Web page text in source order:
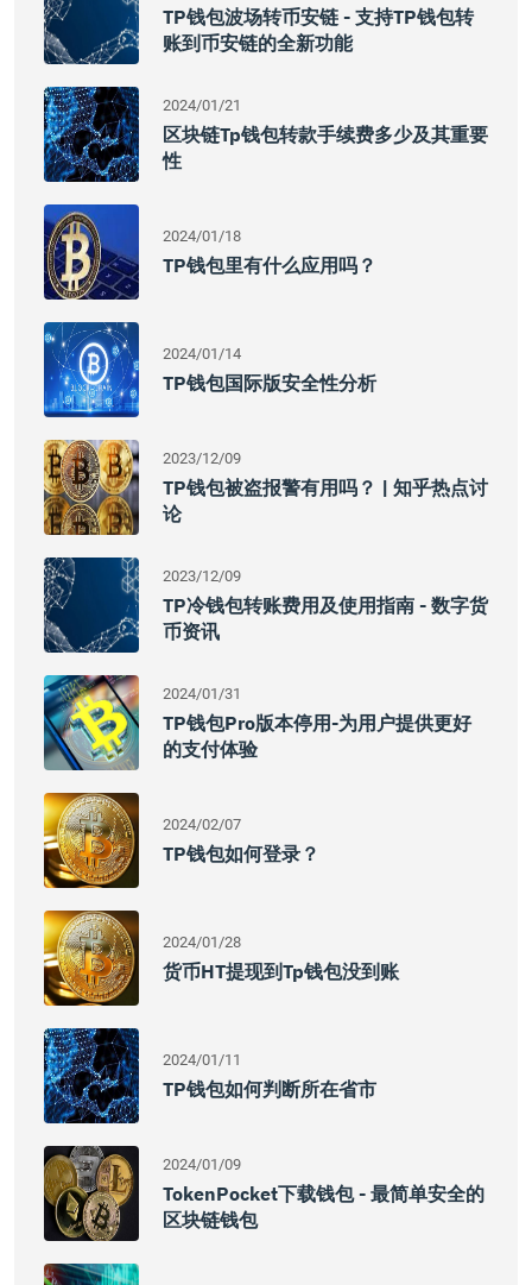
TP钱包波场转币安链 - 支持TP钱包转
账到币安链的全新功能
2024/01/21
区块链tp钱包转款手续费多少及其重要
性
2024/01/18
TP钱包里有什么应用吗？
2024/01/14
TP钱包国际版安全性分析
2023/12/09
TP钱包被盗报警有用吗？ | 知乎热点讨
论
2023/12/09
TP冷钱包转账费用及使用指南 - 数字货
币资讯
2024/01/31
TP钱包Pro版本停用-为用户提供更好
的支付体验
2024/02/07
TP钱包如何登录？
2024/01/28
货币HT提现到tp钱包没到账
2024/01/11
TP钱包如何判断所在省市
2024/01/09
TokenPocket下载钱包 - 最简单安全的
区块链钱包